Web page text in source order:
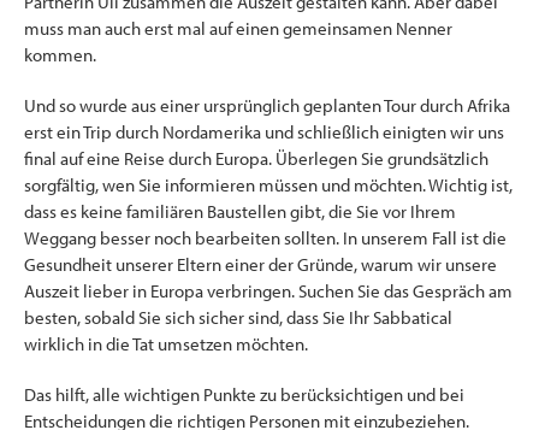
muss man auch erst mal auf einen gemeinsamen Nenner
kommen.
Und so wurde aus einer ursprünglich geplanten Tour durch Afrika
erst ein Trip durch Nordamerika und schließlich einigten wir uns
final auf eine Reise durch Europa. Überlegen Sie grundsätzlich
sorgfältig, wen Sie informieren müssen und möchten. Wichtig ist,
dass es keine familiären Baustellen gibt, die Sie vor Ihrem
Weggang besser noch bearbeiten sollten. In unserem Fall ist die
Gesundheit unserer Eltern einer der Gründe, warum wir unsere
Auszeit lieber in Europa verbringen. Suchen Sie das Gespräch am
besten, sobald Sie sich sicher sind, dass Sie Ihr Sabbatical
wirklich in die Tat umsetzen möchten.
Das hilft, alle wichtigen Punkte zu berücksichtigen und bei
Entscheidungen die richtigen Personen mit einzubeziehen.